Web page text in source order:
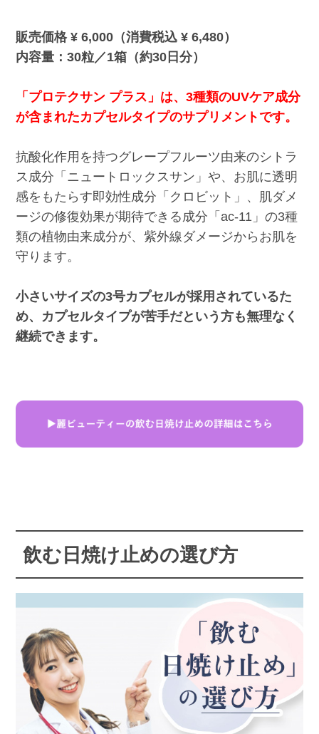
販売価格 ¥ 6,000（消費税込 ¥ 6,480）
内容量：30粒／1箱（約30日分）
「プロテクサン プラス」は、3種類のUVケア成分
が含まれたカプセルタイプのサプリメントです。
抗酸化作用を持つグレープフルーツ由来のシトラ
ス成分「ニュートロックスサン」や、お肌に透明
感をもたらす即効性成分「クロビット」、肌ダメ
ージの修復効果が期待できる成分「ac-11」の3種
類の植物由来成分が、紫外線ダメージからお肌を
守ります。
小さいサイズの3号カプセルが採用されているた
め、カプセルタイプが苦手だという方も無理なく
継続できます。
飲む日焼け止めの選び方